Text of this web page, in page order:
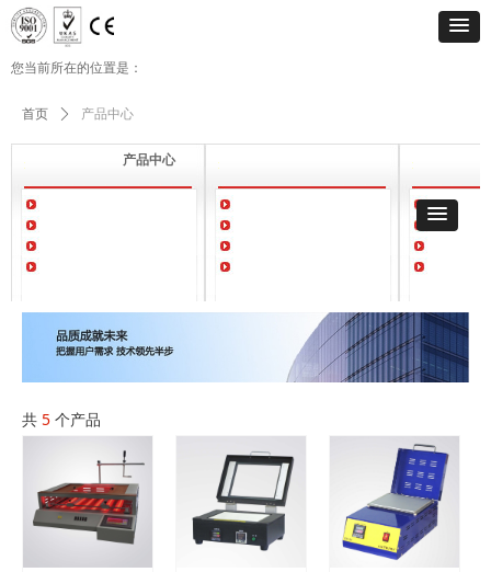
产品中心
您当前所在的位置是：
首页 ꄲ 产品中心
共 5 个产品